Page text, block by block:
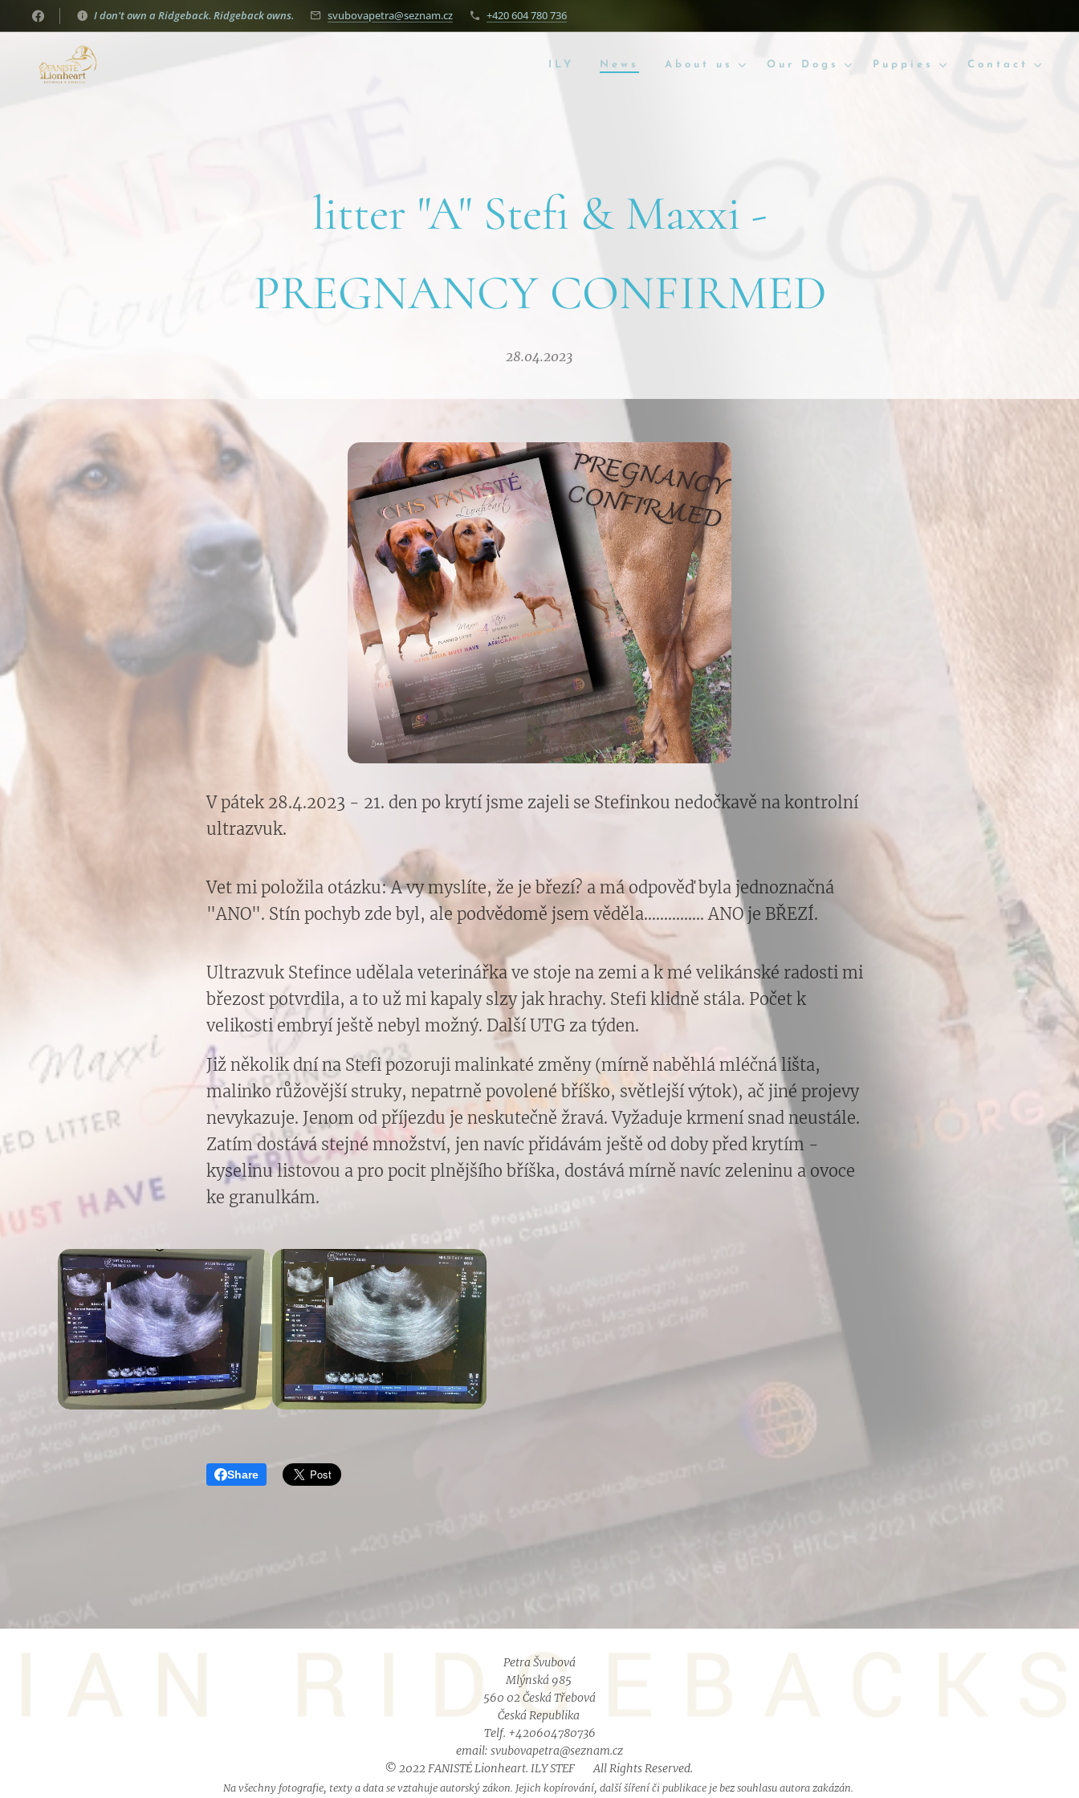
I don't own a Ridgeback. Ridgeback owns. svubovapetra@seznam.cz +420 604 780 736
ILY News About us Our Dogs Puppies Contact
litter "A" Stefi & Maxxi -
PREGNANCY CONFIRMED
28.04.2023
V pátek 28.4.2023 - 21. den po krytí jsme zajeli se Stefinkou nedočkavě na kontrolní
ultrazvuk.
Vet mi položila otázku: A vy myslíte, že je březí? a má odpověď byla jednoznačná
"ANO". Stín pochyb zde byl, ale podvědomě jsem věděla............... ANO je BŘEZÍ.
Ultrazvuk Stefince udělala veterinářka ve stoje na zemi a k mé velikánské radosti mi
březost potvrdila, a to už mi kapaly slzy jak hrachy. Stefi klidně stála. Počet k
velikosti embryí ještě nebyl možný. Další UTG za týden.
Již několik dní na Stefi pozoruji malinkaté změny (mírně naběhlá mléčná lišta,
malinko růžovější struky, nepatrně povolené bříško, světlejší výtok), ač jiné projevy
nevykazuje. Jenom od příjezdu je neskutečně žravá. Vyžaduje krmení snad neustále.
Zatím dostává stejné množství, jen navíc přidávám ještě od doby před krytím -
kyselinu listovou a pro pocit plnějšího bříška, dostává mírně navíc zeleninu a ovoce
ke granulkám.
Share
Petra Švubová
Mlýnská 985
560 02 Česká Třebová
Česká Republika
Telf. +420604780736
email: svubovapetra@seznam.cz
© 2022 FANISTÉ Lionheart. ILY STEF ❤All Rights Reserved.
Na všechny fotografie, texty a data se vztahuje autorský zákon. Jejich kopírování, další šíření či publikace je bez souhlasu autora zakázán.